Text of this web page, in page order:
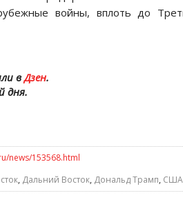
войны, вплоть до
вДзен.
дня.
news/153568.html
, Дальний Восток, Дональд Трамп, США